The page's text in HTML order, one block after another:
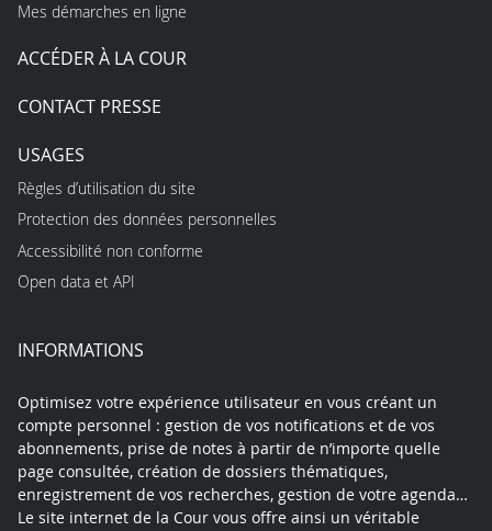
Mes démarches en ligne
ACCÉDER À LA COUR
CONTACT PRESSE
USAGES
Règles d’utilisation du site
Protection des données personnelles
Accessibilité non conforme
Open data et API
INFORMATIONS
Optimisez votre expérience utilisateur en vous créant un
compte personnel : gestion de vos notifications et de vos
abonnements, prise de notes à partir de n’importe quelle
page consultée, création de dossiers thématiques,
enregistrement de vos recherches, gestion de votre agenda…
Le site internet de la Cour vous offre ainsi un véritable